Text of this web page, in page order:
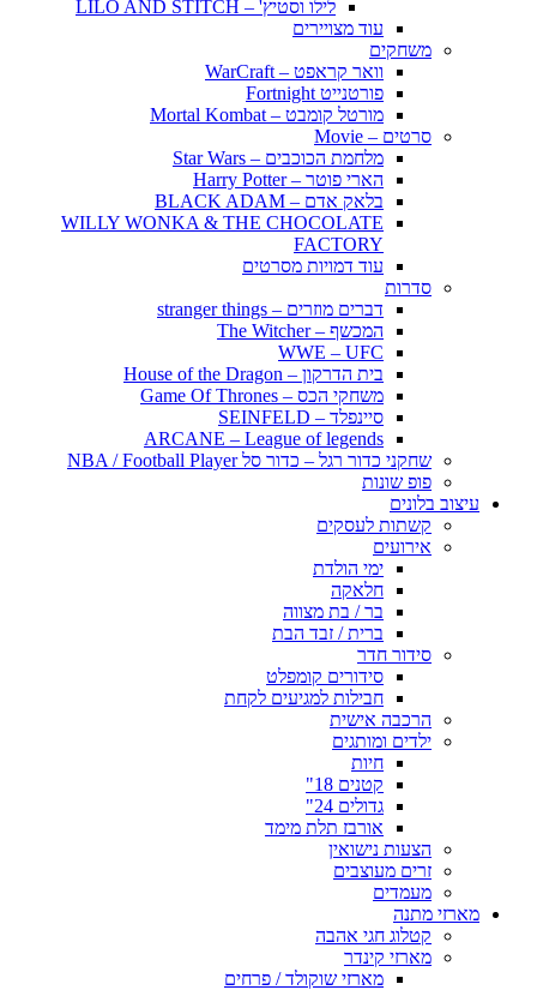
לילו וסטיץ' – LILO AND STITCH
עוד מצויירים
משחקים
וואר קראפט – WarCraft
פורטנייט Fortnight
מורטל קומבט – Mortal Kombat
סרטים – Movie
מלחמת הכוכבים – Star Wars
הארי פוטר – Harry Potter
בלאק אדם – BLACK ADAM
WILLY WONKA & THE CHOCOLATE
FACTORY
עוד דמויות מסרטים
סדרות
דברים מוזרים – stranger things
המכשף – The Witcher
WWE – UFC
בית הדרקון – House of the Dragon
משחקי הכס – Game Of Thrones
סיינפלד – SEINFELD
ARCANE – League of legends
שחקני כדור רגל – כדור סל NBA / Football Player
פופ שונות
עיצוב בלונים
קשתות לעסקים
אירועים
ימי הולדת
חלאקה
בר / בת מצווה
ברית / זבד הבת
סידור חדר
סידורים קומפלט
חבילות למגיעים לקחת
הרכבה אישית
ילדים ומותגים
חיות
קטנים 18"
גדולים 24"
אורבז תלת מימד
הצעות נישואין
זרים מעוצבים
מעמדים
מארזי מתנה
קטלוג חגי אהבה
מארזי קינדר
מארזי שוקולד / פרחים